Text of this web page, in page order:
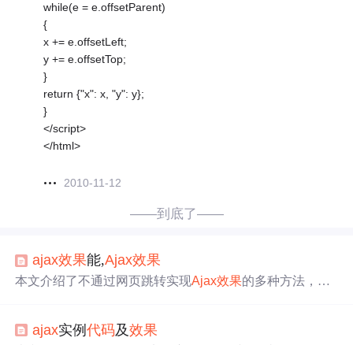
while(e = e.offsetParent)
{
x += e.offsetLeft;
y += e.offsetTop;
}
return {"x": x, "y": y};
}
</script>
</html>
2010-11-12
——到底了——
ajax效果能,Ajax效果
本文介绍了不通过网页跳转实现Ajax效果的多种方法，包
是否存在重复数据，提供更好的用户体验。同时，提到了
ajax实例代码及效果